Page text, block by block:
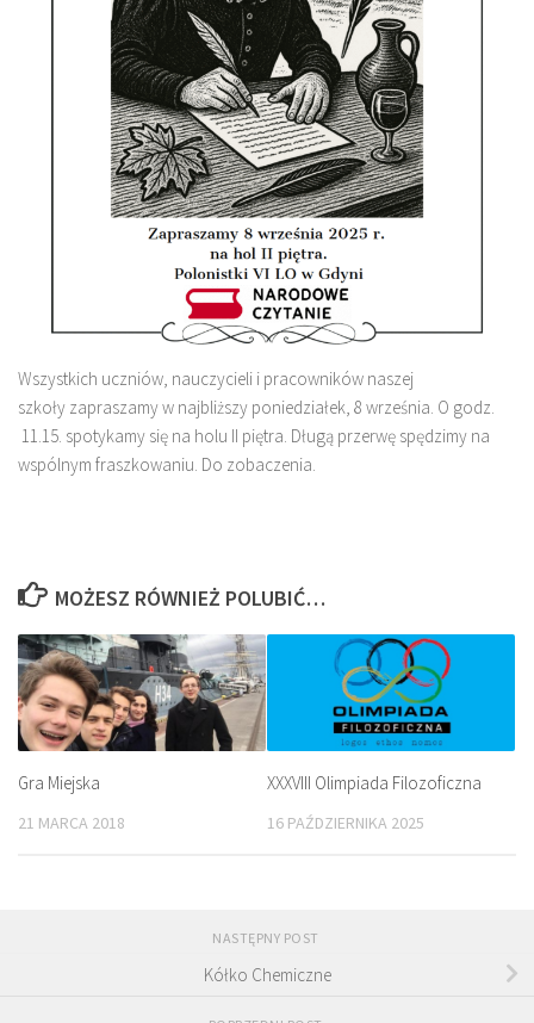
Wszystkich uczniów, nauczycieli i pracowników naszej
szkoły zapraszamy w najbliższy poniedziałek, 8 września. O godz.
11.15. spotykamy się na holu II piętra. Długą przerwę spędzimy na
wspólnym fraszkowaniu. Do zobaczenia.
MOŻESZ RÓWNIEŻ POLUBIĆ…
Gra Miejska
21 MARCA 2018
XXXVIII Olimpiada Filozoficzna
16 PAŹDZIERNIKA 2025
NASTĘPNY POST
Kółko Chemiczne